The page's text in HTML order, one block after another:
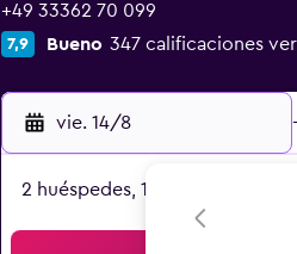
+49 33362 70 099
7,9 Bueno 347 calificaciones
vie. 14/8 -
2 huéspedes, 1 habitación